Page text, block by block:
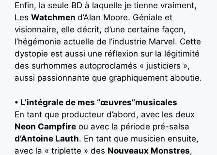
Enfin, la seule BD à laquelle je tienne vraiment,
Les Watchmen d’Alan Moore. Géniale et
visionnaire, elle décrit, d’une certaine façon,
l’hégémonie actuelle de l’industrie Marvel. Cette
dystopie est aussi une réflexion sur la légitimité
des surhommes autoproclamés « justiciers »,
aussi passionnante que graphiquement aboutie.
• L’intégrale de mes “œuvres”musicales
En tant que producteur d’abord, avec les deux
Neon Campfire ou avec la période pré-salsa
d’Antoine Lauth. En tant que musicien ensuite,
avec la « triplette » des Nouveaux Monstres,